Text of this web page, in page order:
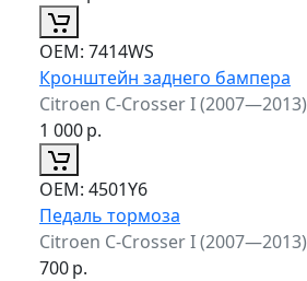
ОЕМ: 7414WS
Кронштейн заднего бампера
Citroen C-Crosser I (2007—2013)
1 000р.
ОЕМ: 4501Y6
Педаль тормоза
Citroen C-Crosser I (2007—2013)
700р.